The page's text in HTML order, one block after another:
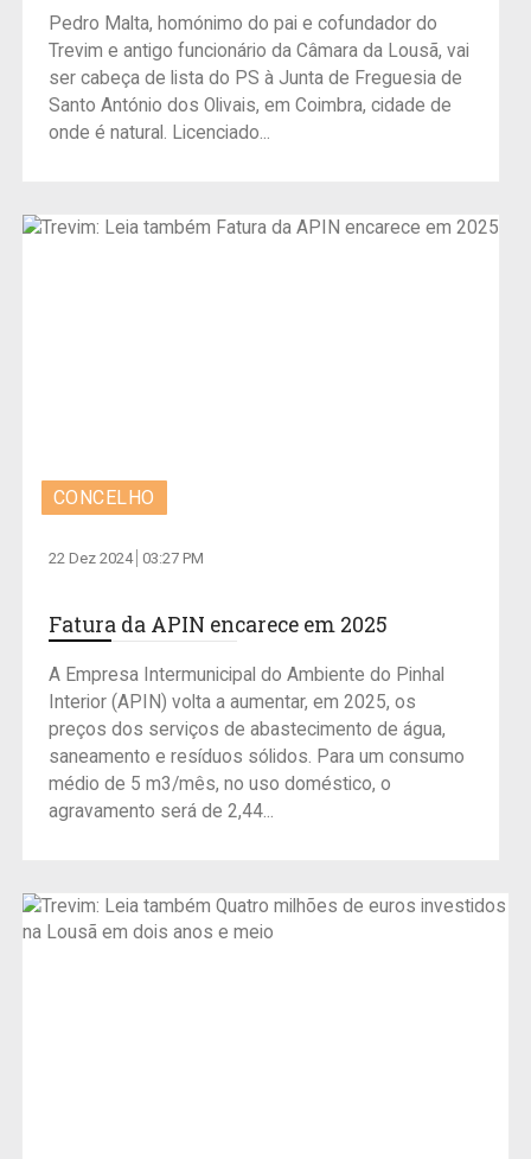
Pedro Malta, homónimo do pai e cofundador do
Trevim e antigo funcionário da Câmara da Lousã, vai
ser cabeça de lista do PS à Junta de Freguesia de
Santo António dos Olivais, em Coimbra, cidade de
onde é natural. Licenciado...
CONCELHO
22 Dez 2024 03:27 PM
Fatura da APIN encarece em 2025
A Empresa Intermunicipal do Ambiente do Pinhal
Interior (APIN) volta a aumentar, em 2025, os
preços dos serviços de abastecimento de água,
saneamento e resíduos sólidos. Para um consumo
médio de 5 m3/mês, no uso doméstico, o
agravamento será de 2,44...